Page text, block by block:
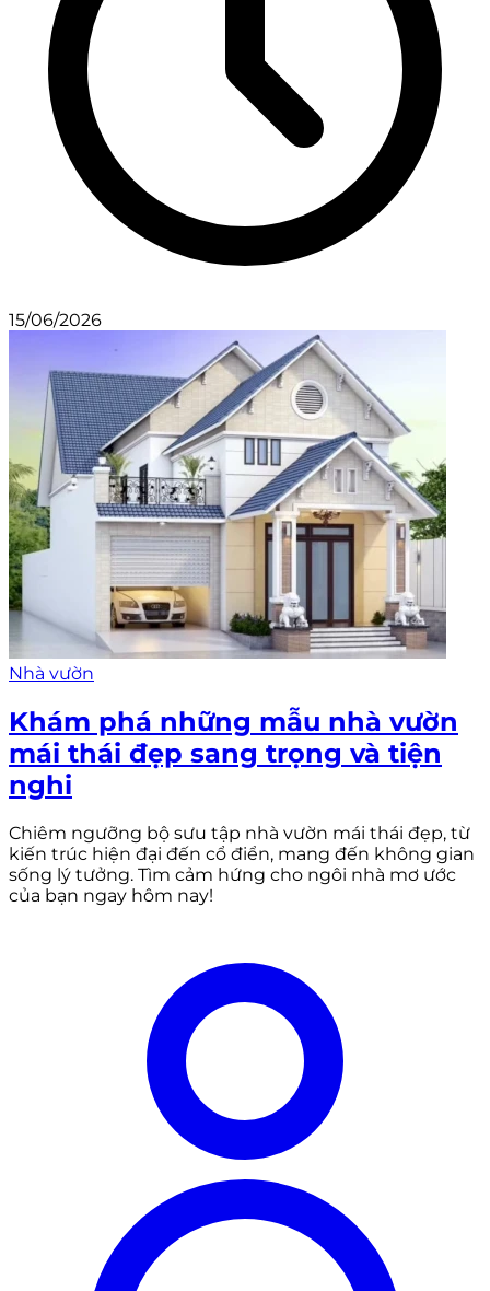
15/06/2026
Nhà vườn
Khám phá những mẫu nhà vườn
mái thái đẹp sang trọng và tiện
nghi
Chiêm ngưỡng bộ sưu tập nhà vườn mái thái đẹp, từ
kiến trúc hiện đại đến cổ điển, mang đến không gian
sống lý tưởng. Tìm cảm hứng cho ngôi nhà mơ ước
của bạn ngay hôm nay!